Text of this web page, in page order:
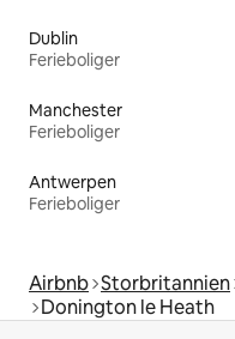
Dublin
Ferieboliger
Manchester
Ferieboliger
Antwerpen
Ferieboliger
Airbnb Storbritannien
Donington le Heath